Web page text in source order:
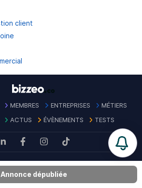
Annonce dépubliée
client
MEMBRES ENTREPRISES
MÉTIERS
ACTUS ÉVÈNEMENTS TESTS
| CGU |
Politique de confidentialité des